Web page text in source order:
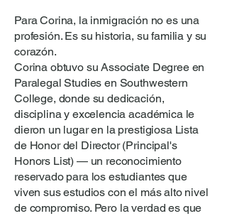
Para Corina, la inmigración no es una
profesión. Es su historia, su familia y su
corazón.
Corina obtuvo su Associate Degree en
Paralegal Studies en Southwestern
College, donde su dedicación,
disciplina y excelencia académica le
dieron un lugar en la prestigiosa Lista
de Honor del Director (Principal's
Honors List) — un reconocimiento
reservado para los estudiantes que
viven sus estudios con el más alto nivel
de compromiso. Pero la verdad es que